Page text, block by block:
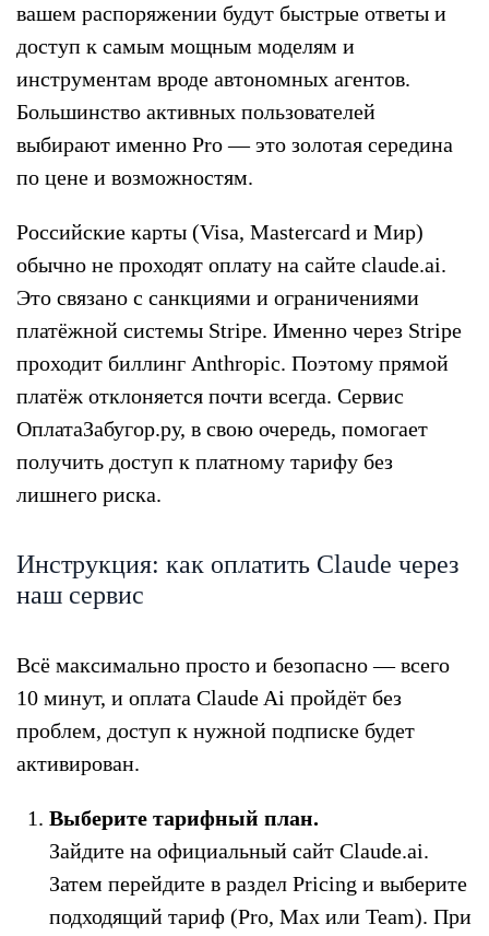
вашем распоряжении будут быстрые ответы и
доступ к самым мощным моделям и
инструментам вроде автономных агентов.
Большинство активных пользователей
выбирают именно Pro — это золотая середина
по цене и возможностям.
Российские карты (Visa, Mastercard и Мир)
обычно не проходят оплату на сайте claude.ai.
Это связано с санкциями и ограничениями
платёжной системы Stripe. Именно через Stripe
проходит биллинг Anthropic. Поэтому прямой
платёж отклоняется почти всегда. Сервис
ОплатаЗабугор.ру, в свою очередь, помогает
получить доступ к платному тарифу без
лишнего риска.
Инструкция: как оплатить Claude через
наш сервис
Всё максимально просто и безопасно — всего
10 минут, и оплата Claude Ai пройдёт без
проблем, доступ к нужной подписке будет
активирован.
Выберите тарифный план.
Зайдите на официальный сайт Claude.ai.
Затем перейдите в раздел Pricing и выберите
подходящий тариф (Pro, Max или Team). При